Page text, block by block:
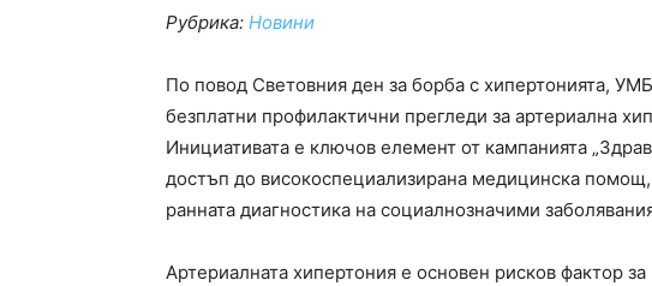
Рубрика: Новини
По повод Световния ден за борба с хипертонията,
безплатни профилактични прегледи за артериална
Инициативата е ключов елемент от кампанията
достъп до високоспециализирана медицинска
ранната диагностика на социалнозначими
Артериалната хипертония е основен рисков фактор